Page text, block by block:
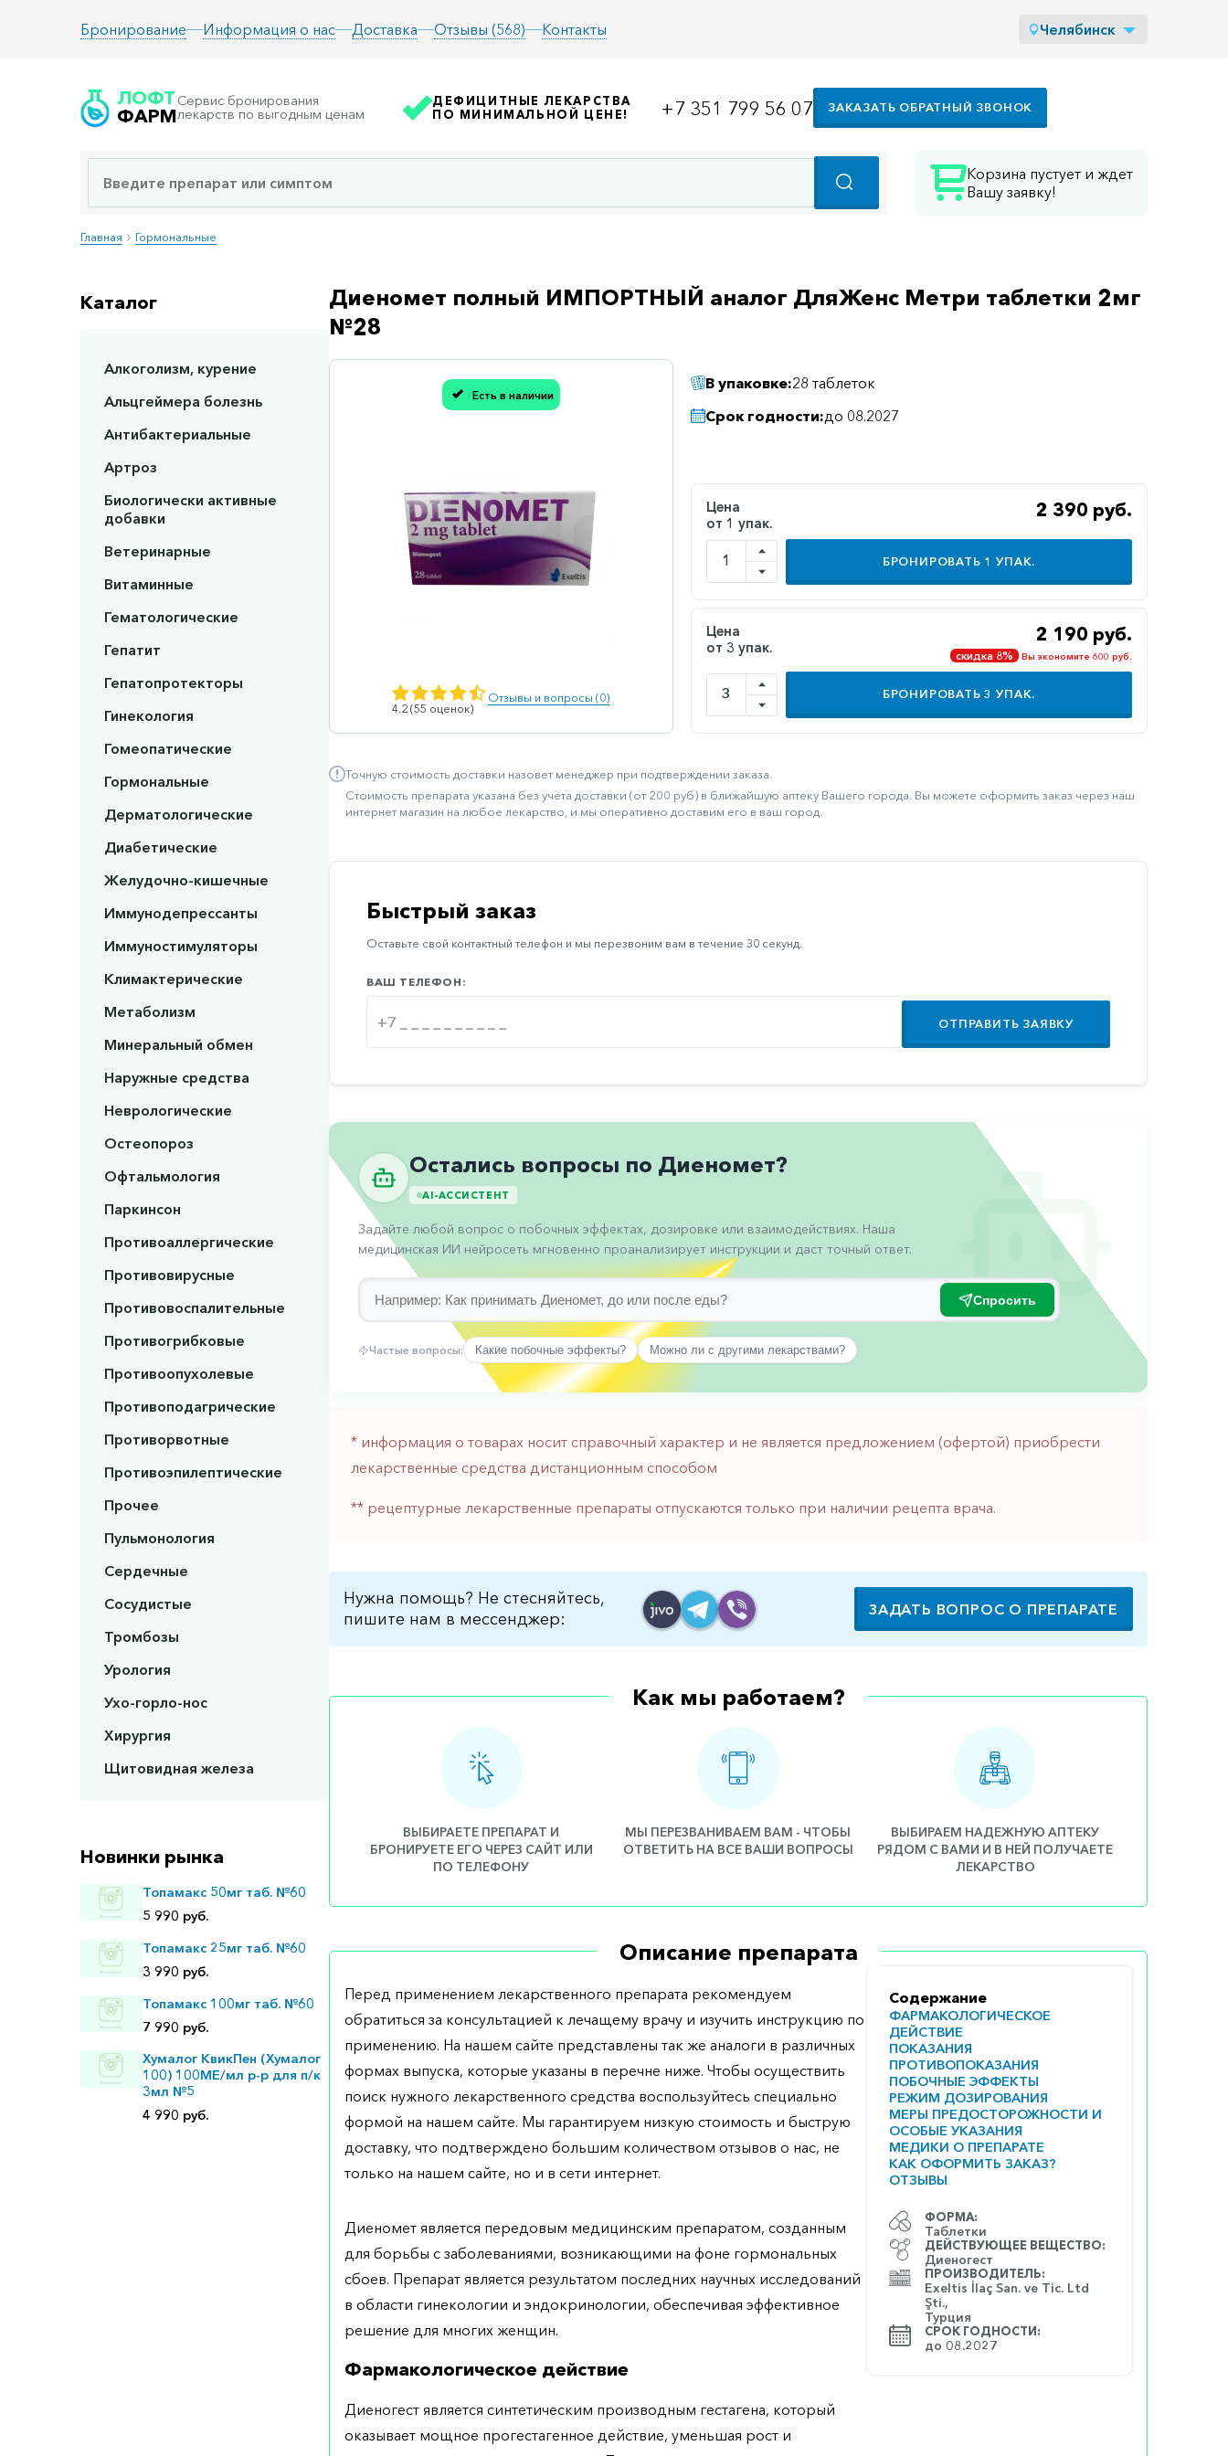
Бронирование Информация о нас Доставка Отзывы (568) Контакты Челябинск
ЛОФТ
ФАРМ
Сервис бронирования
лекарств по выгодным ценам
Корзина пустует и ждет
Вашу заявку!
ДЕФИЦИТНЫЕ ЛЕКАРСТВА
ПО МИНИМАЛЬНОЙ ЦЕНЕ!
+7 351 799 56 07 ЗАКАЗАТЬ ОБРАТНЫЙ ЗВОНОК
Главная Гормональные
Каталог
Алкоголизм, курение
Альцгеймера болезнь
Антибактериальные
Артроз
Биологически активные
добавки
Ветеринарные
Витаминные
Гематологические
Гепатит
Гепатопротекторы
Гинекология
Гомеопатические
Гормональные
Дерматологические
Диабетические
Желудочно-кишечные
Иммунодепрессанты
Иммуностимуляторы
Климактерические
Метаболизм
Минеральный обмен
Наружные средства
Неврологические
Остеопороз
Офтальмология
Паркинсон
Противоаллергические
Противовирусные
Противовоспалительные
Противогрибковые
Противоопухолевые
Противоподагрические
Противорвотные
Противоэпилептические
Прочее
Пульмонология
Сердечные
Сосудистые
Тромбозы
Урология
Ухо-горло-нос
Хирургия
Щитовидная железа
Новинки рынка
Топамакс 50мг таб. №60
5 990 руб.
Топамакс 25мг таб. №60
3 990 руб.
Топамакс 100мг таб. №60
7 990 руб.
Хумалог КвикПен (Хумалог
100) 100МЕ/мл р-р для п/к
3мл №5
4 990 руб.
Диеномет полный ИМПОРТНЫЙ аналог ДляЖенс Метри таблетки 2мг
№28
Есть в наличии
4.2 (55 оценок)
Отзывы и вопросы (0)
Спасибо, мы учли Вашу оценку!
В упаковке:28 таблеток
Срок годности:до 08.2027
Цена
от 1 упак.
2 390 руб.
БРОНИРОВАТЬ 1 УПАК.
Цена
от 3 упак.
2 190 руб.
скидка 8% Вы экономите 600 руб.
БРОНИРОВАТЬ3 УПАК.
Точную стоимость доставки назовет менеджер при подтверждении заказа.
Стоимость препарата указана без учёта доставки (от 200 руб) в ближайшую аптеку Вашего города. Вы можете оформить заказ через наш
интернет магазин на любое лекарство, и мы оперативно доставим его в ваш город.
Быстрый заказ
Оставьте свой контактный телефон и мы перезвоним вам в течение 30 секунд.
ВАШ ТЕЛЕФОН:
ОТПРАВИТЬ ЗАЯВКУ
Остались вопросы по Диеномет?
AI-АССИСТЕНТ
Задайте любой вопрос о побочных эффектах, дозировке или взаимодействиях. Наша
медицинская ИИ нейросеть мгновенно проанализирует инструкции и даст точный ответ.
Спросить
Частые вопросы: Какие побочные эффекты? Можно ли с другими лекарствами?
* информация о товарах носит справочный характер и не является предложением (офертой) приобрести
лекарственные средства дистанционным способом
** рецептурные лекарственные препараты отпускаются только при наличии рецепта врача.
Нужна помощь? Не стесняйтесь,
пишите нам в мессенджер:
ЗАДАТЬ ВОПРОС О ПРЕПАРАТЕ
Как мы работаем?
ВЫБИРАЕТЕ ПРЕПАРАТ И
БРОНИРУЕТЕ ЕГО ЧЕРЕЗ САЙТ ИЛИ
ПО ТЕЛЕФОНУ
МЫ ПЕРЕЗВАНИВАЕМ ВАМ - ЧТОБЫ
ОТВЕТИТЬ НА ВСЕ ВАШИ ВОПРОСЫ
ВЫБИРАЕМ НАДЕЖНУЮ АПТЕКУ
РЯДОМ С ВАМИ И В НЕЙ ПОЛУЧАЕТЕ
ЛЕКАРСТВО
Описание препарата
Содержание
ФАРМАКОЛОГИЧЕСКОЕ
ДЕЙСТВИЕ
ПОКАЗАНИЯ
ПРОТИВОПОКАЗАНИЯ
ПОБОЧНЫЕ ЭФФЕКТЫ
РЕЖИМ ДОЗИРОВАНИЯ
МЕРЫ ПРЕДОСТОРОЖНОСТИ И
ОСОБЫЕ УКАЗАНИЯ
МЕДИКИ О ПРЕПАРАТЕ
КАК ОФОРМИТЬ ЗАКАЗ?
ОТЗЫВЫ
ФОРМА:
Таблетки
ДЕЙСТВУЮЩЕЕ ВЕЩЕСТВО:
Диеногест
ПРОИЗВОДИТЕЛЬ:
Exeltis İlaç San. ve Tic. Ltd
Şti.,
Турция
СРОК ГОДНОСТИ:
до 08.2027
Перед применением лекарственного препарата рекомендуем
обратиться за консультацией к лечащему врачу и изучить инструкцию по
применению. На нашем сайте представлены так же аналоги в различных
формах выпуска, которые указаны в перечне ниже. Чтобы осуществить
поиск нужного лекарственного средства воспользуйтесь специально
формой на нашем сайте. Мы гарантируем низкую стоимость и быструю
доставку, что подтверждено большим количеством отзывов о нас, не
только на нашем сайте, но и в сети интернет.
Диеномет является передовым медицинским препаратом, созданным
для борьбы с заболеваниями, возникающими на фоне гормональных
сбоев. Препарат является результатом последних научных исследований
в области гинекологии и эндокринологии, обеспечивая эффективное
решение для многих женщин.
Фармакологическое действие
Диеногест является синтетическим производным гестагена, который
оказывает мощное прогестагенное действие, уменьшая рост и